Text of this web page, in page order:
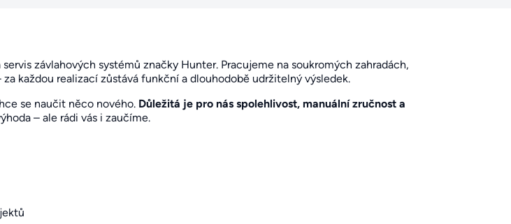
závlahových systémů značky Hunter. Pracujeme na soukromých zahradách,
každou realizací zůstává funkční a dlouhodobě udržitelný výsledek.
se naučit něco nového. Důležitá je pro nás spolehlivost, manuální zručnost a
– ale rádi vás i zaučíme.